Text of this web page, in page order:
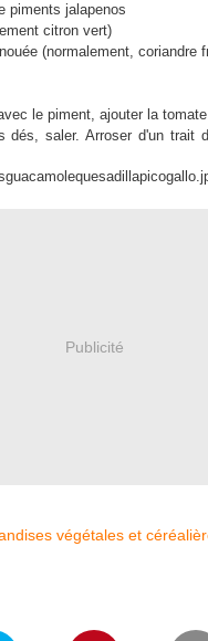
piments jalapenos
citron vert)
(normalement, coriandre
le piment, ajouter la
dés, saler. Arroser d'un trait
Publicité
végétales et